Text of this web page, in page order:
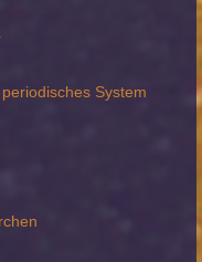
System